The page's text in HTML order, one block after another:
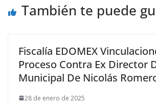
También te puede
Fiscalía EDOMEX
Proceso Contra Ex Director
Municipal De Nicolás
28 de enero de 2025